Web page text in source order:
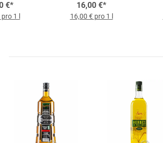
€*
1 l
16,00 €*
16,00 € pro 1 l